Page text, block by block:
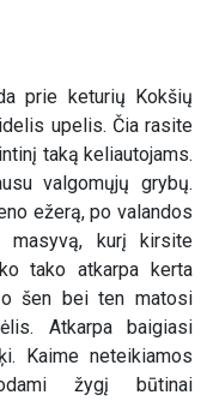
prie keturių Kokšių
upelis. Čia rasite
taką keliautojams.
valgomųjų grybų.
ežerą, po valandos
masyvą, kurį kirsite
tako atkarpa kerta
o šen bei ten matosi
Atkarpa baigiasi
Kaime neteikiamos
žygį būtinai